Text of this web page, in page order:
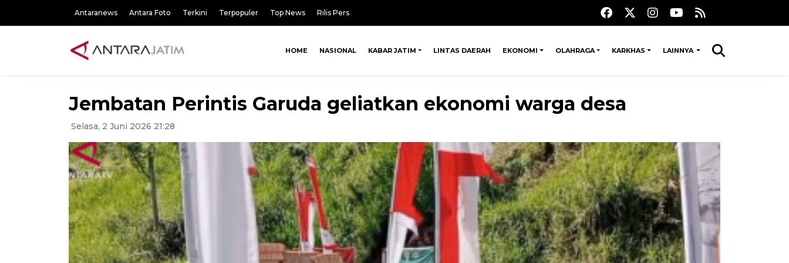
Antaranews Antara Foto Terkini Terpopuler Top News Rilis Pers
HOME NASIONAL KABAR JATIM LINTAS DAERAH EKONOMI OLAHRAGA KARKHAS LAINNYA
Jembatan Perintis Garuda geliatkan ekonomi warga desa
Selasa, 2 Juni 2026 21:28